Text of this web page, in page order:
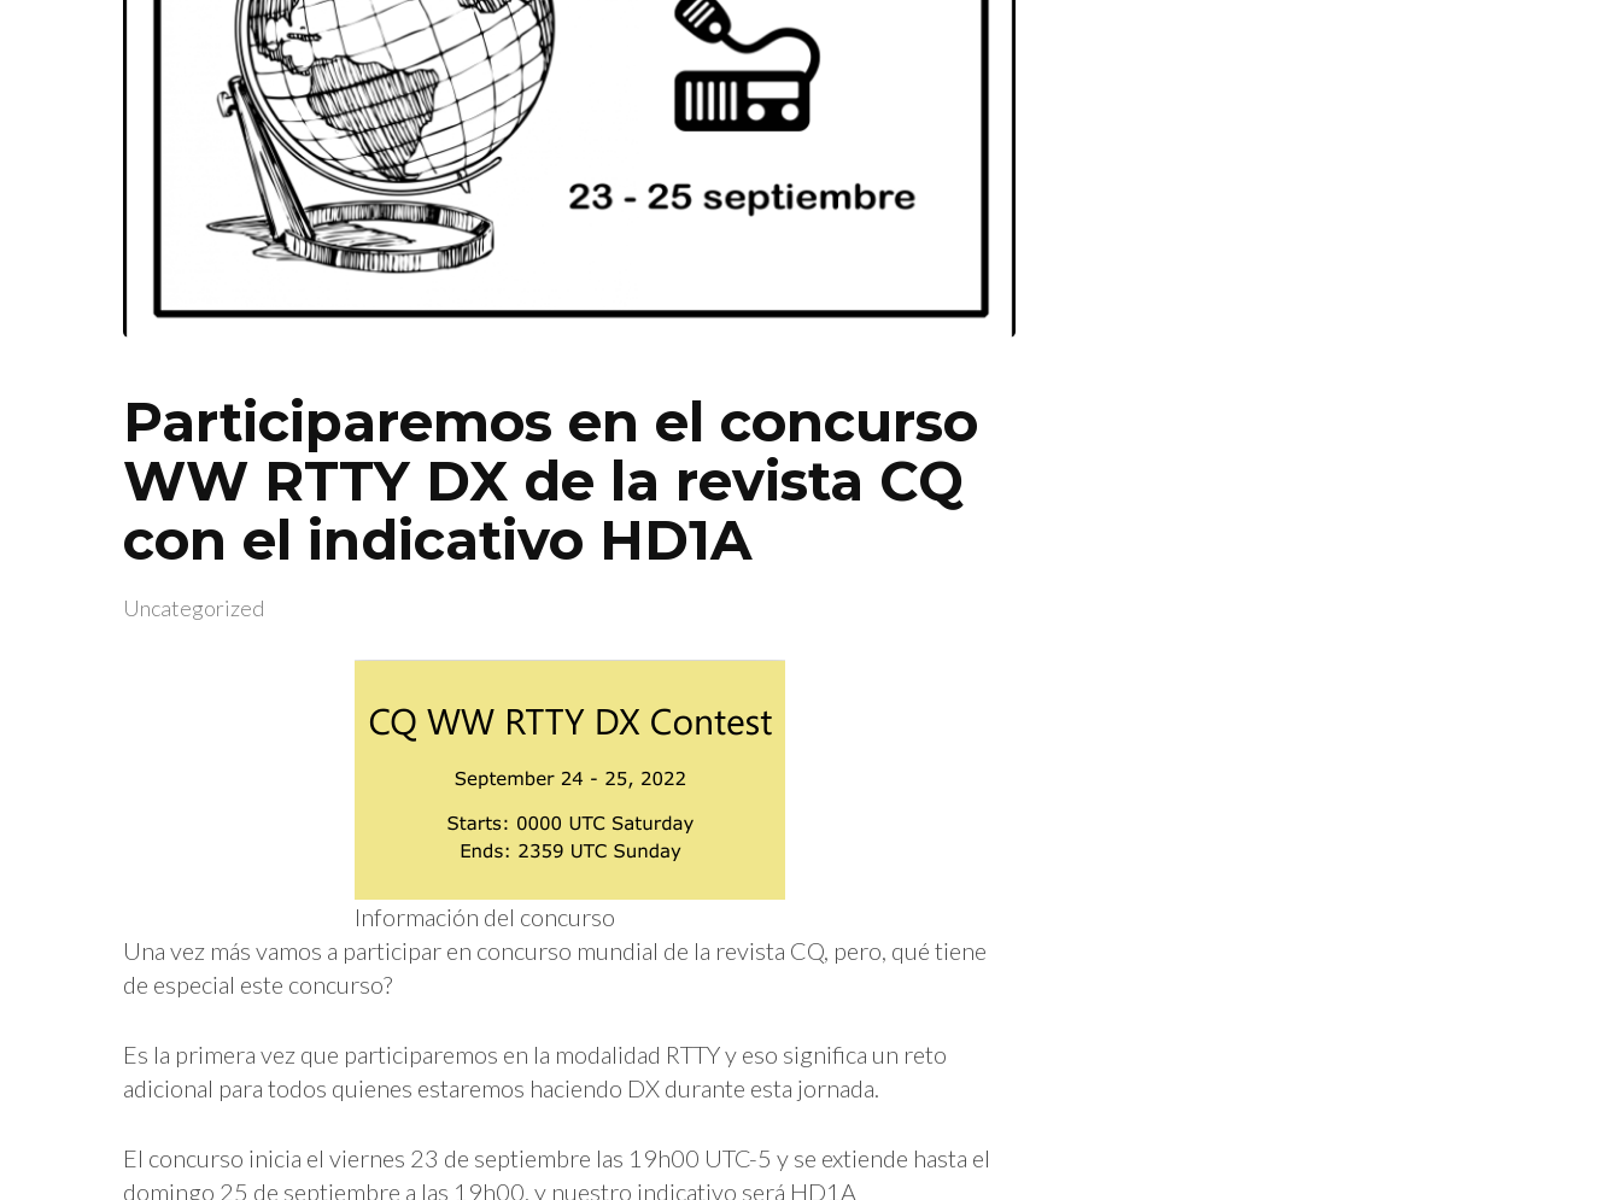
Participaremos en el concurso
WW RTTY DX de la revista CQ
con el indicativo HD1A
Uncategorized
Información del concurso
Una vez más vamos a participar en concurso mundial de la revista CQ, pero, qué tiene
de especial este concurso?
Es la primera vez que participaremos en la modalidad RTTY y eso significa un reto
adicional para todos quienes estaremos haciendo DX durante esta jornada.
El concurso inicia el viernes 23 de septiembre las 19h00 UTC-5 y se extiende hasta el
domingo 25 de septiembre a las 19h00. y nuestro indicativo será HD1A